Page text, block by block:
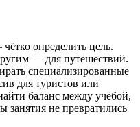
определить цель.
— для путешествий.
специализированные
для туристов или
баланс между учёбой,
занятия не превратились